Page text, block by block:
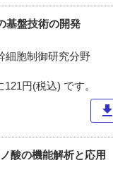
基盤技術の開発
細胞制御研究分野
円(税込) です。
download
酸の機能解析と応用